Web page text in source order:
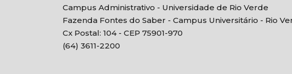
Campus Administrativo - Universidade de Rio Verde
Fazenda Fontes do Saber - Campus Universitário - Rio
Cx Postal: 104 - CEP 75901-970
(64) 3611-2200